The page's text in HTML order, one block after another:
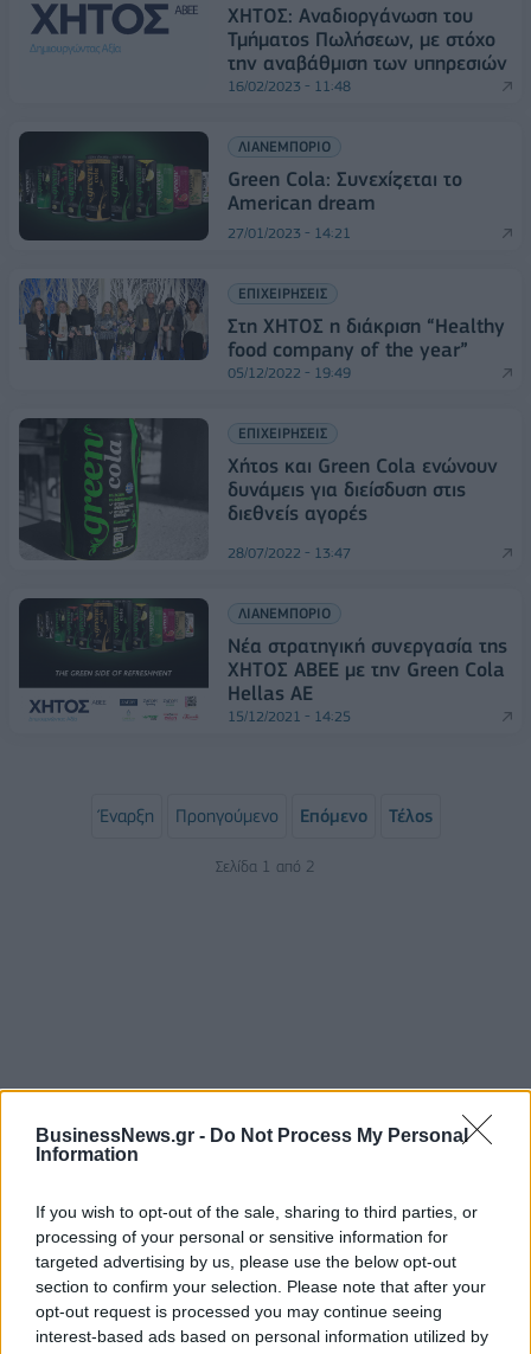
BusinessNews.gr - Do Not Process My Personal
Information
If you wish to opt-out of the sale, sharing to third parties, or
processing of your personal or sensitive information for
targeted advertising by us, please use the below opt-out
section to confirm your selection. Please note that after your
opt-out request is processed you may continue seeing
interest-based ads based on personal information utilized by
ΧΗΤΟΣ: Αναδιοργάνωση του
Τμήματος Πωλήσεων, με στόχο
την αναβάθμιση των υπηρεσιών
16/02/2023 - 11:48
ΛΙΑΝΕΜΠΟΡΙΟ
Green Cola: Συνεχίζεται το
American dream
27/01/2023 - 14:21
ΕΠΙΧΕΙΡΗΣΕΙΣ
Στη ΧΗΤΟΣ η διάκριση “Healthy
food company of the year”
05/12/2022 - 19:49
ΕΠΙΧΕΙΡΗΣΕΙΣ
Χήτος και Green Cola ενώνουν
δυνάμεις για διείσδυση στις
διεθνείς αγορές
28/07/2022 - 13:47
ΛΙΑΝΕΜΠΟΡΙΟ
Νέα στρατηγική συνεργασία της
ΧΗΤΟΣ ΑΒΕΕ με την Green Cola
Hellas ΑΕ
15/12/2021 - 14:25
Έναρξη Προηγούμενο Επόμενο Τέλος
Σελίδα 1 από 2
ΡΟΗ ΕΙΔΗΣΕΩΝ
Χρηματιστήριο: Πτώση κατά 0,18%, στα 315,71
εκατ. ευρώ ο τζίρος
05/08/2026 - 18:27 ΟΙΚΟΝΟΜΙΑ
Είσοδος της γαλλικής Meridiam στην ηλεκτρική